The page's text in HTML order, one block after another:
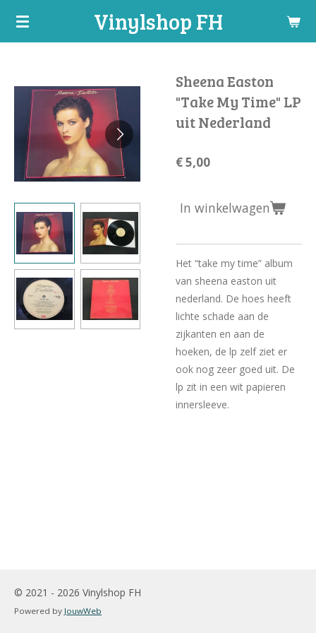
Ga
hoofdinhoud
Vinylshop FH
Sheena Easton
"Take My Time" LP
uit Nederland
€ 5,00
In winkelwagen
Het “take my time” album
van sheena easton uit
nederland. De hoes heeft
lichte schade aan de
zijkanten en aan de
hoeken, de lp zelf ziet er
ook nog zeer goed uit. De
lp zit in een wit papieren
innersleeve.
© 2021 - 2026 Vinylshop FH
Powered by JouwWeb